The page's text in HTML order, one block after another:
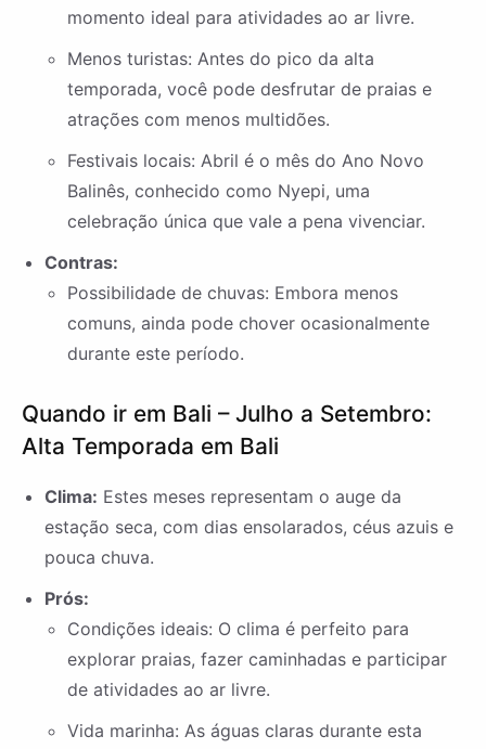
momento ideal para atividades ao ar livre.
Menos turistas: Antes do pico da alta
temporada, você pode desfrutar de praias e
atrações com menos multidões.
Festivais locais: Abril é o mês do Ano Novo
Balinês, conhecido como Nyepi, uma
celebração única que vale a pena vivenciar.
Contras:
Possibilidade de chuvas: Embora menos
comuns, ainda pode chover ocasionalmente
durante este período.
Quando ir em Bali – Julho a Setembro:
Alta Temporada em Bali
Clima: Estes meses representam o auge da
estação seca, com dias ensolarados, céus azuis e
pouca chuva.
Prós:
Condições ideais: O clima é perfeito para
explorar praias, fazer caminhadas e participar
de atividades ao ar livre.
Vida marinha: As águas claras durante esta